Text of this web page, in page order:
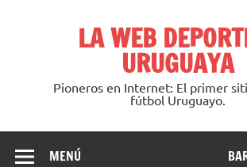
LA WEB
URUGUAYA
Pioneros en Internet: El primer
fútbol Uruguayo.
MENÚ